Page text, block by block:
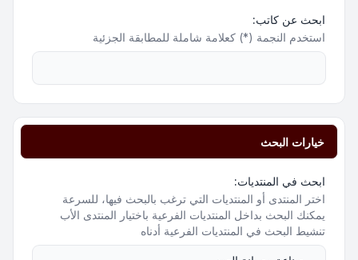
ابحث عن كاتب:
استخدم النجمة (*) كعلامة شاملة للمطابقة الجزئية
خيارات البحث
ابحث في المنتديات:
اختر المنتدى أو المنتديات التي ترغب بالبحث فيها، للسرعة
يمكنك البحث بداخل المنتديات الفرعية باختيار المنتدى الأب
تنشيط البحث في المنتديات الفرعية أدناه